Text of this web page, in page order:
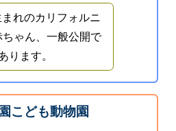
れのカリフォルニ
ゃん、一般公開で
ります。
こども動物園